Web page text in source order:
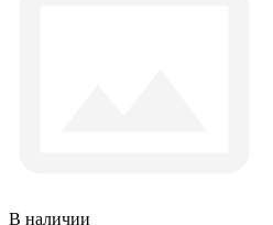
В наличии